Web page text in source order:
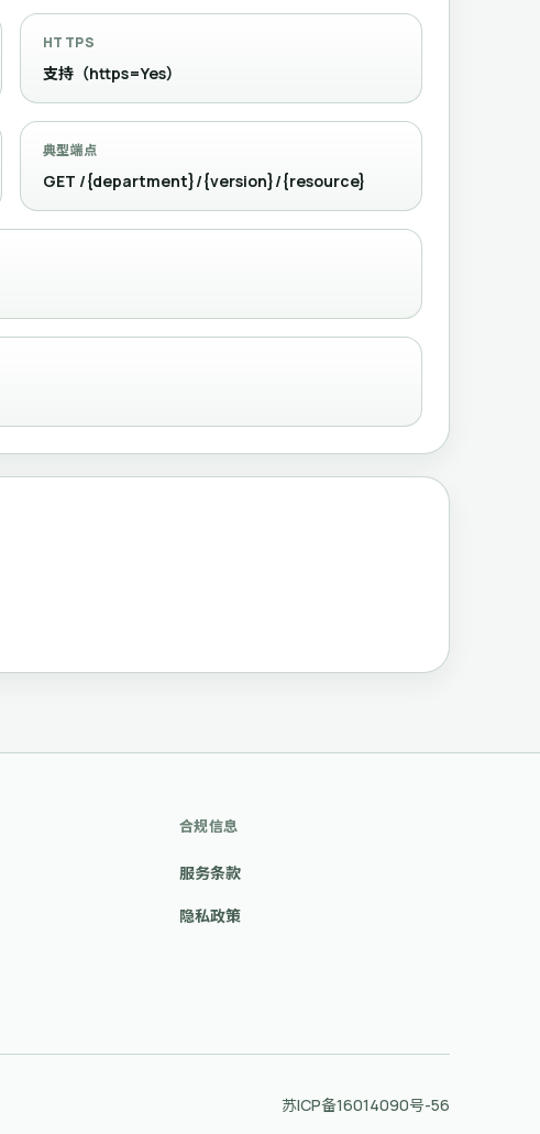
HTTPS
支持（https=Yes）
典型端点
GET /{department}/{version}/{resource}
合规信息
服务条款
隐私政策
苏ICP备16014090号-56